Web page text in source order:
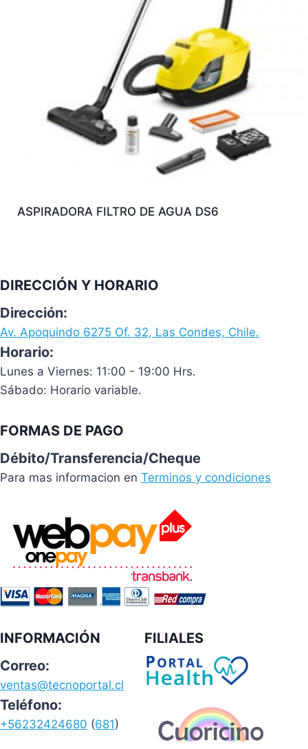
ASPIRADORA FILTRO DE AGUA DS6
DIRECCIÓN Y HORARIO
Dirección:
Av. Apoquindo 6275 Of. 32, Las Condes, Chile.
Horario:
Lunes a Viernes: 11:00 - 19:00 Hrs.
Sábado: Horario variable.
FORMAS DE PAGO
Débito/Transferencia/Cheque
Para mas informacion en Terminos y condiciones
INFORMACIÓN
Correo:
ventas@tecnoportal.cl
Teléfono:
+56232424680 (681)
FILIALES